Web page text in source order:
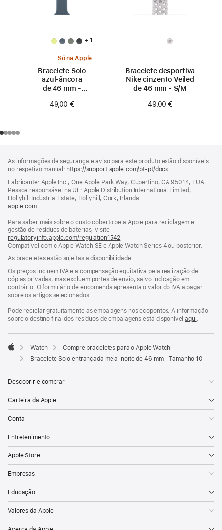
+ 1
Só na Apple
Bracelete Solo
azul‑âncora
de 46 mm -
49,00 €
Bracelete desportiva
Nike cinzento Veiled
de 46 mm - S/M
49,00 €
de
rodapé
As informações de segurança e aviso para este produto estão disponíveis
no respetivo manual: https://support.apple.com/pt-pt/docs
nova
janela)
Fabricante: Apple Inc., One Apple Park Way, Cupertino, CA 95014, EUA.
Pessoa responsável na UE: Apple Distribution International Limited,
Hollyhill Industrial Estate, Hollyhill, Cork, Irlanda
apple.com(abre
nova
janela)
Para saber mais sobre o custo coberto pela Apple para reciclagem e
gestão de resíduos de baterias, visite
regulatoryinfo.apple.com/regulation1542
numa
nova
janela)
Compatível com o Apple Watch SE e Apple Watch Series 4 ou posterior.
As braceletes estão sujeitas a disponibilidade.
Os preços incluem IVA e a compensação equitativa pela realização de
cópias privadas, mas excluem portes de envio, salvo indicação em
contrário. O formulário de encomenda apresenta o valor do IVA a pagar
sobre os artigos selecionados.
Pode reciclar gratuitamente as embalagens nos ecopontos. A informação
sobre o destino final dos resíduos de embalagens está disponívelaqui.
Apple
Watch
Compre braceletes para o Apple Watch
Bracelete Solo entrançada meia‑noite de 46 mm - Tamanho 10
Descobrir e comprar
Carteira da Apple
Conta
Entretenimento
Apple Store
Empresas
Educação
Valores da Apple